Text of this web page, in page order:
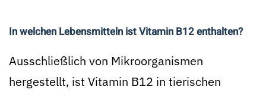
In welchen Lebensmitteln ist Vitamin B12 enthalten?
Ausschließlich von Mikroorganismen
hergestellt, ist Vitamin B12 in tierischen